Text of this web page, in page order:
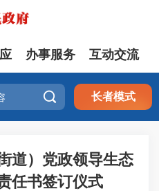
办事服务 互动交流
 长者模式
道）党政领导生态
任书签订仪式